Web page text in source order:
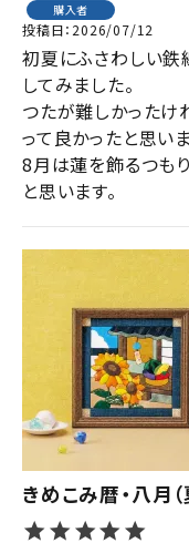
購入者
投稿日 2026/07/12
初夏にふさわしい鉄
してみました。
つたが難しかったけ
って良かったと思い
8月は蓮を飾るつも
と思います。
きめこみ暦・八月（